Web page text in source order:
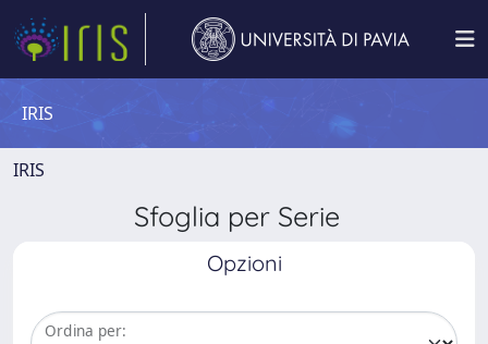
IRIS
IRIS
Sfoglia per Serie
Opzioni
Ordina per: